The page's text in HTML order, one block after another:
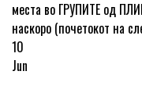
места во ГРУПИТЕ од
наскоро (почетокот на
10
Jun